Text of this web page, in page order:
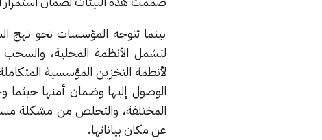
بينما تتوجه المؤسسات نحو نهج
لتشمل الأنظمة المحلية، والسحب
لأنظمة التخزين المؤسسية
الوصول إليها وضمان أمنها حيثما
المختلفة، والتخلص من مشكلة
عن مكان بياناتها.